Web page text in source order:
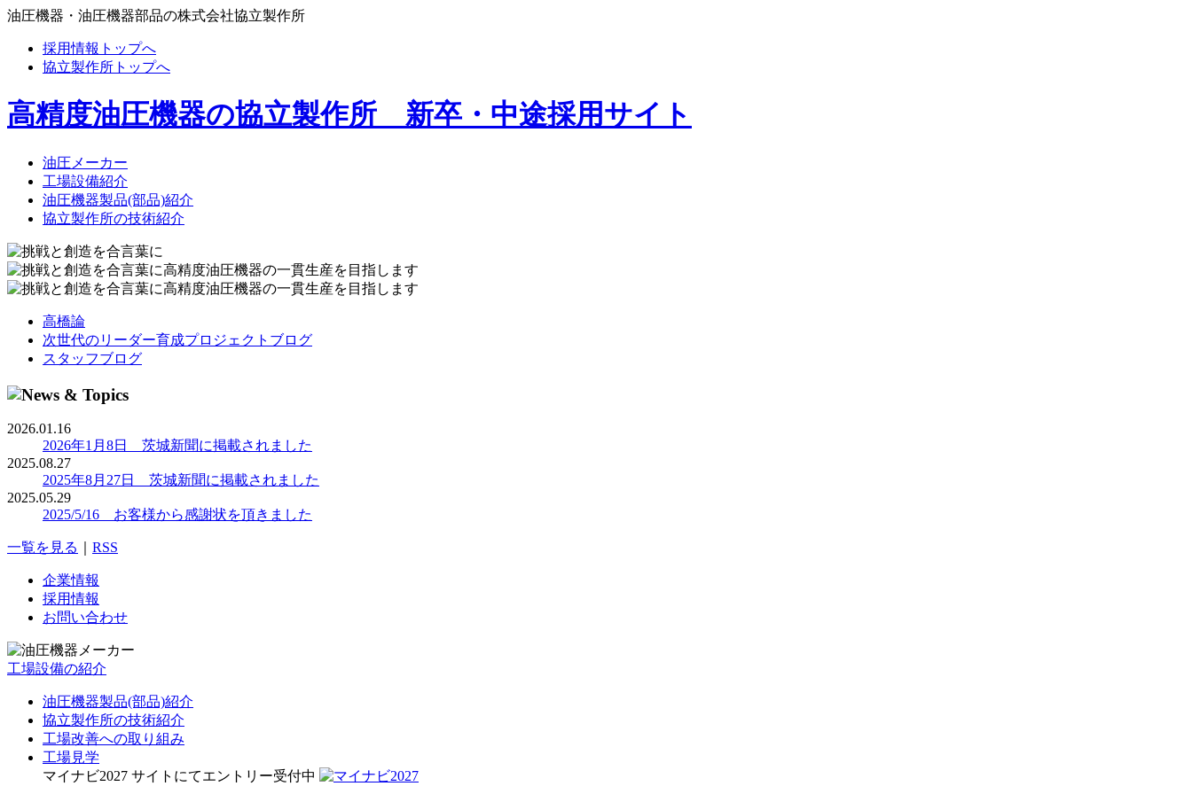
油圧機器・油圧機器部品の株式会社協立製作所
採用情報トップへ
協立製作所トップへ
高精度油圧機器の協立製作所 新卒・中途採用サイト
油圧メーカー
工場設備紹介
油圧機器製品(部品)紹介
協立製作所の技術紹介
高橋論
次世代のリーダー育成プロジェクトブログ
スタッフブログ
2026.01.16
2026年1月8日 茨城新聞に掲載されました
2025.08.27
2025年8月27日 茨城新聞に掲載されました
2025.05.29
2025/5/16 お客様から感謝状を頂きました
一覧を見る RSS
企業情報
採用情報
お問い合わせ
工場設備の紹介
油圧機器製品(部品)紹介
協立製作所の技術紹介
工場改善への取り組み
工場見学
マイナビ2027 サイトにてエントリー受付中